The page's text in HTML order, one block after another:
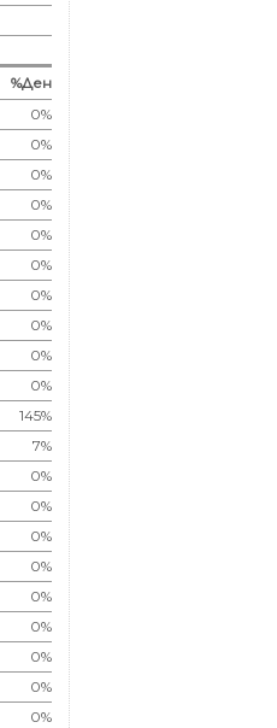
%Ден
0%
0%
0%
0%
0%
0%
0%
0%
0%
0%
145%
7%
0%
0%
0%
0%
0%
0%
0%
0%
0%